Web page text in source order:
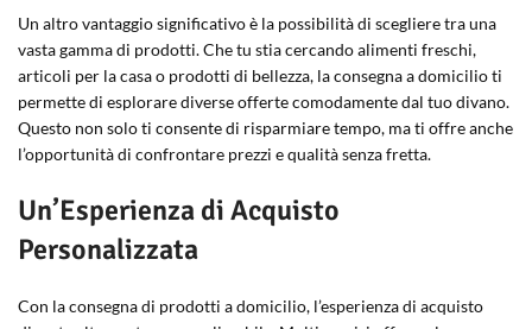
Un altro vantaggio significativo è la possibilità di scegliere tra una
vasta gamma di prodotti. Che tu stia cercando alimenti freschi,
articoli per la casa o prodotti di bellezza, la consegna a domicilio ti
permette di esplorare diverse offerte comodamente dal tuo divano.
Questo non solo ti consente di risparmiare tempo, ma ti offre anche
l’opportunità di confrontare prezzi e qualità senza fretta.
Un’Esperienza di Acquisto
Personalizzata
Con la consegna di prodotti a domicilio, l’esperienza di acquisto